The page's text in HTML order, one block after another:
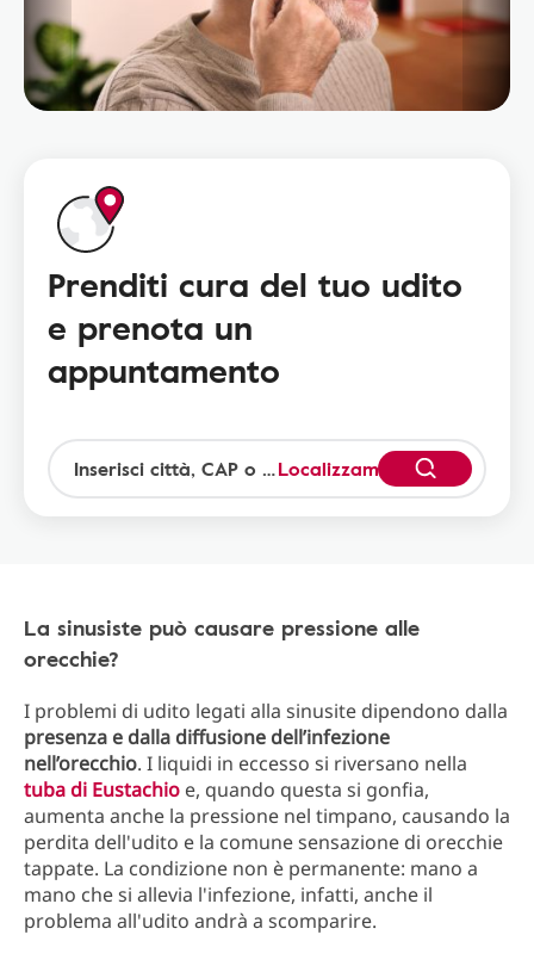
Prenditi cura del tuo udito
e prenota un
appuntamento
Localizzami
La sinusiste può causare pressione alle
orecchie?
I problemi di udito legati alla sinusite dipendono dalla
presenza e dalla diffusione dell’infezione
nell’orecchio. I liquidi in eccesso si riversano nella
tuba di Eustachio e, quando questa si gonfia,
aumenta anche la pressione nel timpano, causando la
perdita dell'udito e la comune sensazione di orecchie
tappate. La condizione non è permanente: mano a
mano che si allevia l'infezione, infatti, anche il
problema all'udito andrà a scomparire.